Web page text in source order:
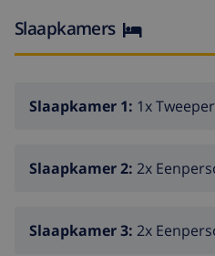
wasmachine in de keuken
open keuken met
koffiezetapparaat en
2 slaapkamers, elk met
Slaapkamers
Slaapkamer 1: 1x
Slaapkamer 2: 2x
Slaapkamer 3: 2x